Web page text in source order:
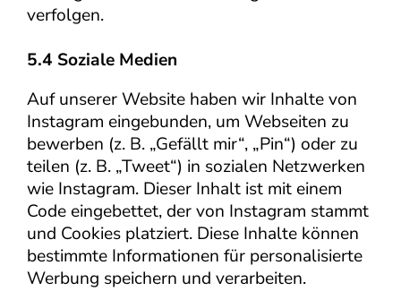
verfolgen.
5.4 Soziale Medien
Auf unserer Website haben wir Inhalte von
Instagram eingebunden, um Webseiten zu
bewerben (z. B. „Gefällt mir“, „Pin“) oder zu
teilen (z. B. „Tweet“) in sozialen Netzwerken
wie Instagram. Dieser Inhalt ist mit einem
Code eingebettet, der von Instagram stammt
und Cookies platziert. Diese Inhalte können
bestimmte Informationen für personalisierte
Werbung speichern und verarbeiten.